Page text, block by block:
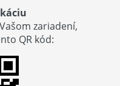
zariadení,
QR kód: